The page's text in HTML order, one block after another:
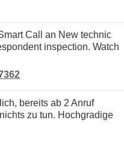
inspection. Watch
zu tun. Hochgradige